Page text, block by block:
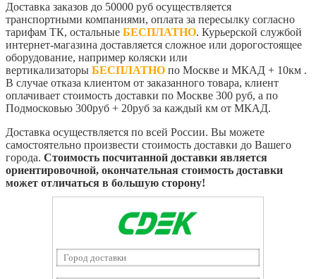
Доставка заказов до 50000 руб осуществляется
транспортными компаниями, оплата за пересылку согласно
тарифам ТК, остальные БЕСПЛАТНО. Курьерской службой
интернет-магазина доставляется сложное или дорогостоящее
оборудование, например коляски или
вертикализаторы БЕСПЛАТНО по Москве и МКАД + 10км .
В случае отказа клиентом от заказанного товара, клиент
оплачивает стоимость доставки по Москве 300 руб, а по
Подмосковью 300руб + 20руб за каждый км от МКАД.
Доставка осуществляется по всей России. Вы можете
самостоятельно произвести стоимость доставки до Вашего
города. Стоимость посчитанной доставки является
ориентировочной, окончательная стоимость доставки
может отличаться в большую сторону!